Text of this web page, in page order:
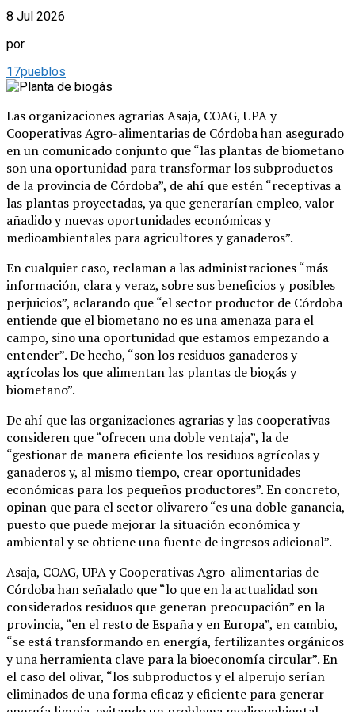
8 Jul 2026
por
17pueblos
Las organizaciones agrarias Asaja, COAG, UPA y
Cooperativas Agro-alimentarias de Córdoba han asegurado
en un comunicado conjunto que “las plantas de biometano
son una oportunidad para transformar los subproductos
de la provincia de Córdoba”, de ahí que estén “receptivas a
las plantas proyectadas, ya que generarían empleo, valor
añadido y nuevas oportunidades económicas y
medioambientales para agricultores y ganaderos”.
En cualquier caso, reclaman a las administraciones “más
información, clara y veraz, sobre sus beneficios y posibles
perjuicios”, aclarando que “el sector productor de Córdoba
entiende que el biometano no es una amenaza para el
campo, sino una oportunidad que estamos empezando a
entender”. De hecho, “son los residuos ganaderos y
agrícolas los que alimentan las plantas de biogás y
biometano”.
De ahí que las organizaciones agrarias y las cooperativas
consideren que “ofrecen una doble ventaja”, la de
“gestionar de manera eficiente los residuos agrícolas y
ganaderos y, al mismo tiempo, crear oportunidades
económicas para los pequeños productores”. En concreto,
opinan que para el sector olivarero “es una doble ganancia,
puesto que puede mejorar la situación económica y
ambiental y se obtiene una fuente de ingresos adicional”.
Asaja, COAG, UPA y Cooperativas Agro-alimentarias de
Córdoba han señalado que “lo que en la actualidad son
considerados residuos que generan preocupación” en la
provincia, “en el resto de España y en Europa”, en cambio,
“se está transformando en energía, fertilizantes orgánicos
y una herramienta clave para la bioeconomía circular”. En
el caso del olivar, “los subproductos y el alperujo serían
eliminados de una forma eficaz y eficiente para generar